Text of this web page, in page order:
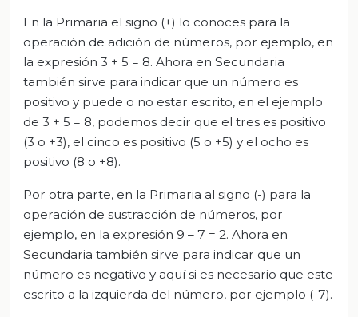
En la Primaria el signo (+) lo conoces para la
operación de adición de números, por ejemplo, en
la expresión 3 + 5 = 8. Ahora en Secundaria
también sirve para indicar que un número es
positivo y puede o no estar escrito, en el ejemplo
de 3 + 5 = 8, podemos decir que el tres es positivo
(3 o +3), el cinco es positivo (5 o +5) y el ocho es
positivo (8 o +8).
Por otra parte, en la Primaria al signo (-) para la
operación de sustracción de números, por
ejemplo, en la expresión 9 – 7 = 2. Ahora en
Secundaria también sirve para indicar que un
número es negativo y aquí si es necesario que este
escrito a la izquierda del número, por ejemplo (-7).